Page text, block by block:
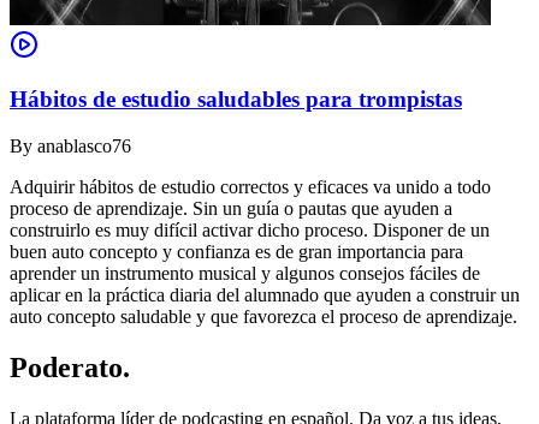
Hábitos de estudio saludables para trompistas
By anablasco76
Adquirir hábitos de estudio correctos y eficaces va unido a todo
proceso de aprendizaje. Sin un guía o pautas que ayuden a
construirlo es muy difícil activar dicho proceso. Disponer de un
buen auto concepto y confianza es de gran importancia para
aprender un instrumento musical y algunos consejos fáciles de
aplicar en la práctica diaria del alumnado que ayuden a construir un
auto concepto saludable y que favorezca el proceso de aprendizaje.
Poderato.
La plataforma líder de podcasting en español. Da voz a tus ideas,